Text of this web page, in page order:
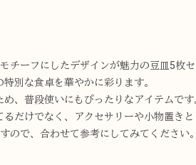
チーフにしたデザインが魅力の豆皿5枚セ
別な食卓を華やかに彩ります。
、普段使いにもぴったりなアイテムです
だけでなく、アクセサリーや小物置きと
ので、合わせて参考にしてみてください。